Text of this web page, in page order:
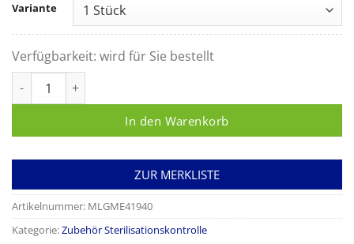
Variante
Verfügbarkeit: wird für Sie bestellt
In den Warenkorb
ZUR MERKLISTE
Artikelnummer: MLGME41940
Kategorie:Zubehör Sterilisationskontrolle